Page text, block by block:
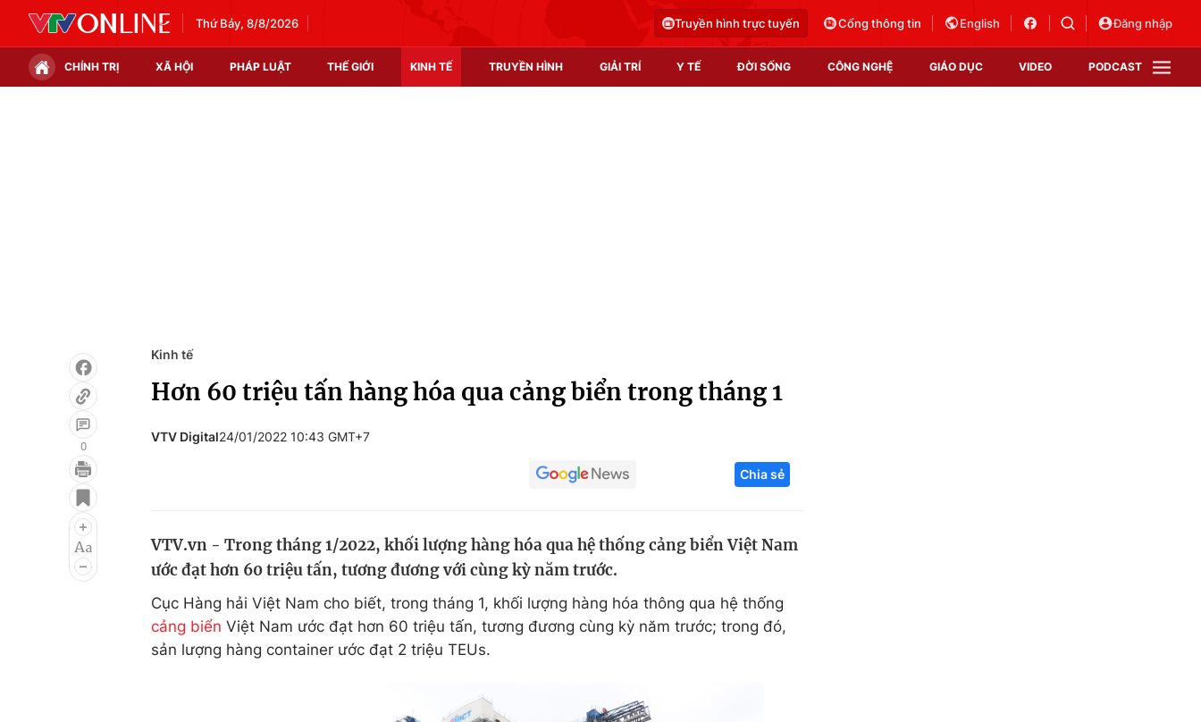
Thứ Bảy, 8/8/2026 Truyền hình trực tuyến Cổng thông tin English Đăng nhập
CHÍNH TRỊ XÃ HỘI PHÁP LUẬT THẾ GIỚI KINH TẾ TRUYỀN HÌNH GIẢI TRÍ Y TẾ ĐỜI SỐNG CÔNG NGHỆ GIÁO DỤC VIDEO PODCAST
Infographic
Điện ảnh
Âm nhạc
Làm đẹp
Học trực tuyến
Công nghệ
Sản phẩm
Tư vấn
0
Kinh tế
Hơn 60 triệu tấn hàng hóa qua cảng biển trong tháng 1
VTV Digital24/01/2022 10:43 GMT+7
Chia sẻ
VTV.vn - Trong tháng 1/2022, khối lượng hàng hóa qua hệ thống cảng biển Việt Nam
ước đạt hơn 60 triệu tấn, tương đương với cùng kỳ năm trước.
Cục Hàng hải Việt Nam cho biết, trong tháng 1, khối lượng hàng hóa thông qua hệ thống
cảng biển Việt Nam ước đạt hơn 60 triệu tấn, tương đương cùng kỳ năm trước; trong đó,
sản lượng hàng container ước đạt 2 triệu TEUs.